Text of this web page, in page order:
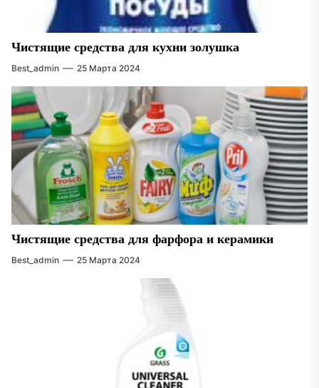
Чистящие средства для кухни золушка
Best_admin 25 Марта 2024
Чистящие средства для фарфора и керамики
Best_admin 25 Марта 2024